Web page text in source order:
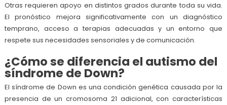
Otras requieren apoyo en distintos grados durante toda su vida.
El pronóstico mejora significativamente con un diagnóstico
temprano, acceso a terapias adecuadas y un entorno que
respete sus necesidades sensoriales y de comunicación.
¿Cómo se diferencia el autismo del
síndrome de Down?
El síndrome de Down es una condición genética causada por la
presencia de un cromosoma 21 adicional, con características